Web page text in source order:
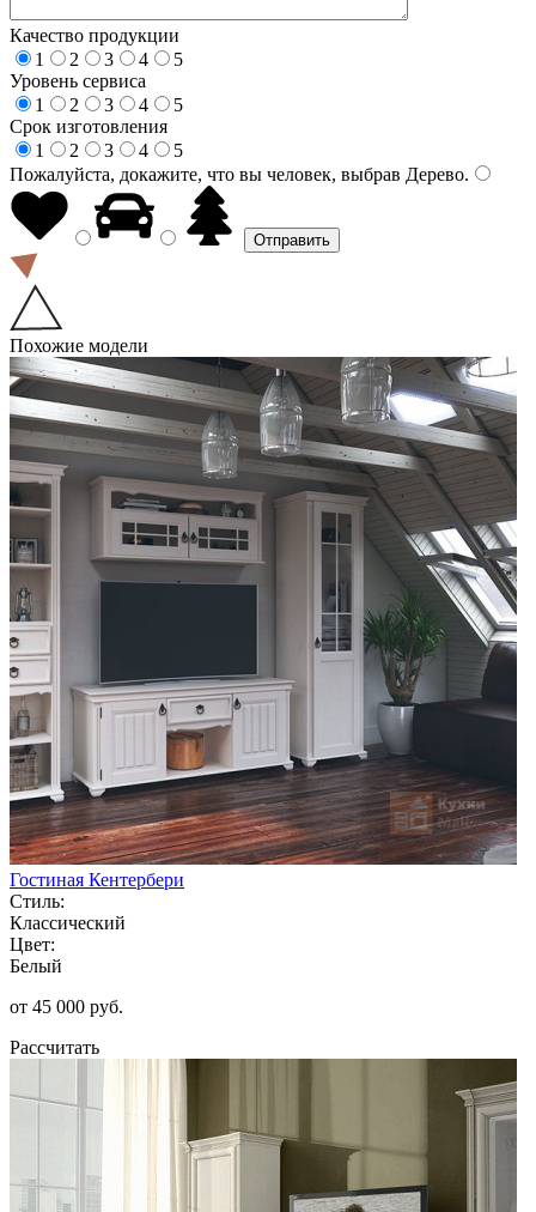
Качество продукции
1
2 3 4
5
Уровень сервиса
1
2 3 4
5
Срок изготовления
1
2 3 4
5
Пожалуйста, докажите, что вы человек, выбрав Дерево.
Похожие модели
Гостиная Кентербери
Стиль:
Классический
Цвет:
Белый
от 45 000 руб.
Рассчитать